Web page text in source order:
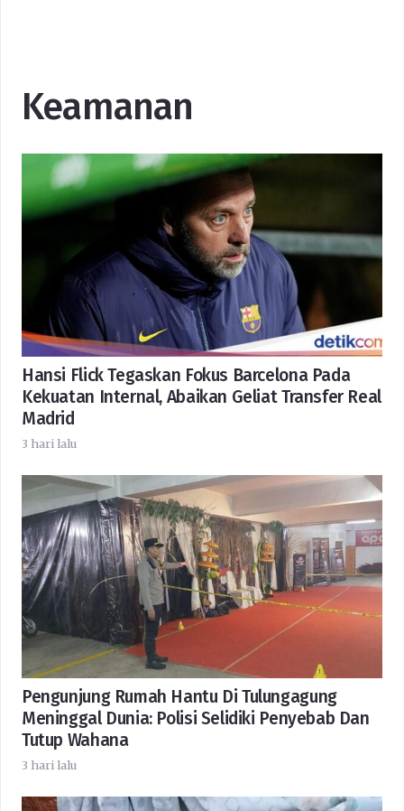
Keamanan
Hansi Flick Tegaskan Fokus Barcelona Pada
Kekuatan Internal, Abaikan Geliat Transfer Real
Madrid
3 hari lalu
Pengunjung Rumah Hantu Di Tulungagung
Meninggal Dunia: Polisi Selidiki Penyebab Dan
Tutup Wahana
3 hari lalu